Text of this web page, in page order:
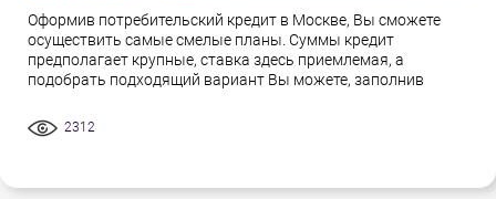
Оформив потребительский кредит в Москве, Вы сможете
осуществить самые смелые планы. Суммы кредит
предполагает крупные, ставка здесь приемлемая, а
подобрать подходящий вариант Вы можете, заполнив
2312